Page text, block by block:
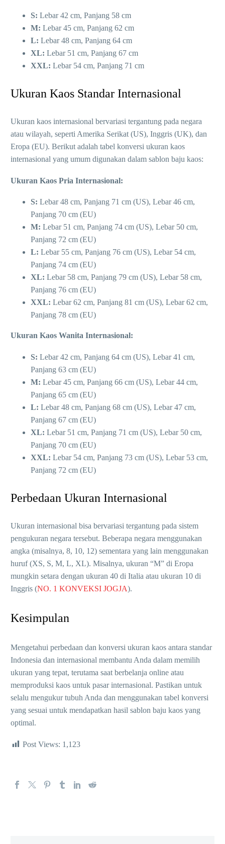
S: Lebar 42 cm, Panjang 58 cm
M: Lebar 45 cm, Panjang 62 cm
L: Lebar 48 cm, Panjang 64 cm
XL: Lebar 51 cm, Panjang 67 cm
XXL: Lebar 54 cm, Panjang 71 cm
Ukuran Kaos Standar Internasional
Ukuran kaos internasional bervariasi tergantung pada negara
atau wilayah, seperti Amerika Serikat (US), Inggris (UK), dan
Eropa (EU). Berikut adalah tabel konversi ukuran kaos
internasional yang umum digunakan dalam sablon baju kaos:
Ukuran Kaos Pria Internasional:
S: Lebar 48 cm, Panjang 71 cm (US), Lebar 46 cm,
Panjang 70 cm (EU)
M: Lebar 51 cm, Panjang 74 cm (US), Lebar 50 cm,
Panjang 72 cm (EU)
L: Lebar 55 cm, Panjang 76 cm (US), Lebar 54 cm,
Panjang 74 cm (EU)
XL: Lebar 58 cm, Panjang 79 cm (US), Lebar 58 cm,
Panjang 76 cm (EU)
XXL: Lebar 62 cm, Panjang 81 cm (US), Lebar 62 cm,
Panjang 78 cm (EU)
Ukuran Kaos Wanita Internasional:
S: Lebar 42 cm, Panjang 64 cm (US), Lebar 41 cm,
Panjang 63 cm (EU)
M: Lebar 45 cm, Panjang 66 cm (US), Lebar 44 cm,
Panjang 65 cm (EU)
L: Lebar 48 cm, Panjang 68 cm (US), Lebar 47 cm,
Panjang 67 cm (EU)
XL: Lebar 51 cm, Panjang 71 cm (US), Lebar 50 cm,
Panjang 70 cm (EU)
XXL: Lebar 54 cm, Panjang 73 cm (US), Lebar 53 cm,
Panjang 72 cm (EU)
Perbedaan Ukuran Internasional
Ukuran internasional bisa bervariasi tergantung pada sistem
pengukuran negara tersebut. Beberapa negara menggunakan
angka (misalnya, 8, 10, 12) sementara yang lain menggunakan
huruf (XS, S, M, L, XL). Misalnya, ukuran “M” di Eropa
mungkin setara dengan ukuran 40 di Italia atau ukuran 10 di
Inggris​ (NO. 1 KONVEKSI JOGJA)​.
Kesimpulan
Mengetahui perbedaan dan konversi ukuran kaos antara standar
Indonesia dan internasional membantu Anda dalam memilih
ukuran yang tepat, terutama saat berbelanja online atau
memproduksi kaos untuk pasar internasional. Pastikan untuk
selalu mengukur tubuh Anda dan menggunakan tabel konversi
yang sesuai untuk mendapatkan hasil sablon baju kaos yang
optimal.
Post Views: 1,123